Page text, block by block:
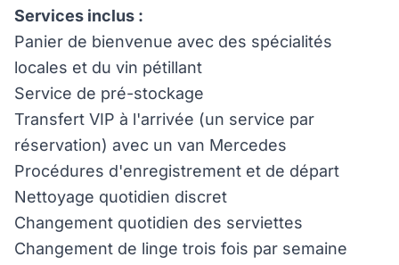
Services inclus :
Panier de bienvenue avec des spécialités
locales et du vin pétillant
Service de pré-stockage
Transfert VIP à l'arrivée (un service par
réservation) avec un van Mercedes
Procédures d'enregistrement et de départ
Nettoyage quotidien discret
Changement quotidien des serviettes
Changement de linge trois fois par semaine